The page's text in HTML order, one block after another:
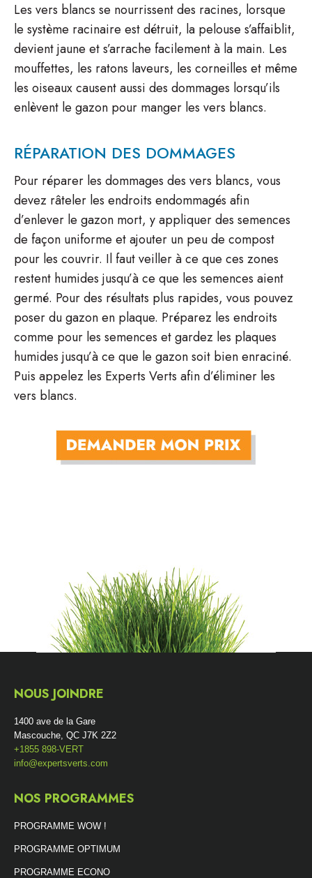
Les vers blancs se nourrissent des racines, lorsque
le système racinaire est détruit, la pelouse s’affaiblit,
devient jaune et s’arrache facilement à la main. Les
mouffettes, les ratons laveurs, les corneilles et même
les oiseaux causent aussi des dommages lorsqu’ils
enlèvent le gazon pour manger les vers blancs.
RÉPARATION DES DOMMAGES
Pour réparer les dommages des vers blancs, vous
devez râteler les endroits endommagés afin
d’enlever le gazon mort, y appliquer des semences
de façon uniforme et ajouter un peu de compost
pour les couvrir. Il faut veiller à ce que ces zones
restent humides jusqu’à ce que les semences aient
germé. Pour des résultats plus rapides, vous pouvez
poser du gazon en plaque. Préparez les endroits
comme pour les semences et gardez les plaques
humides jusqu’à ce que le gazon soit bien enraciné.
Puis appelez les Experts Verts afin d’éliminer les
vers blancs.
NOUS JOINDRE
1400 ave de la Gare
Mascouche, QC J7K 2Z2
+1855 898-VERT
info@expertsverts.com
NOS PROGRAMMES
PROGRAMME WOW !
PROGRAMME OPTIMUM
PROGRAMME ECONO